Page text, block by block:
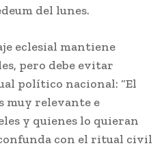
del lunes.
eclesial mantiene
pero debe evitar
político nacional: “El
muy relevante e
y quienes lo quieran
con el ritual civil